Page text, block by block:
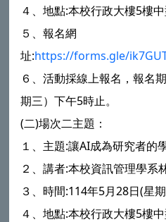
４、地點:本校行政大樓5樓中
５、報名網
址:https://forms.gle/
６、活動採線上報名，報名
期三）下午5時止。
(二)場次二主題：
１、主題:讓AI成為研究者的
２、講者:本校資訊管理學系
３、時間:114年5月28日(星
４、地點:本校行政大樓5樓中